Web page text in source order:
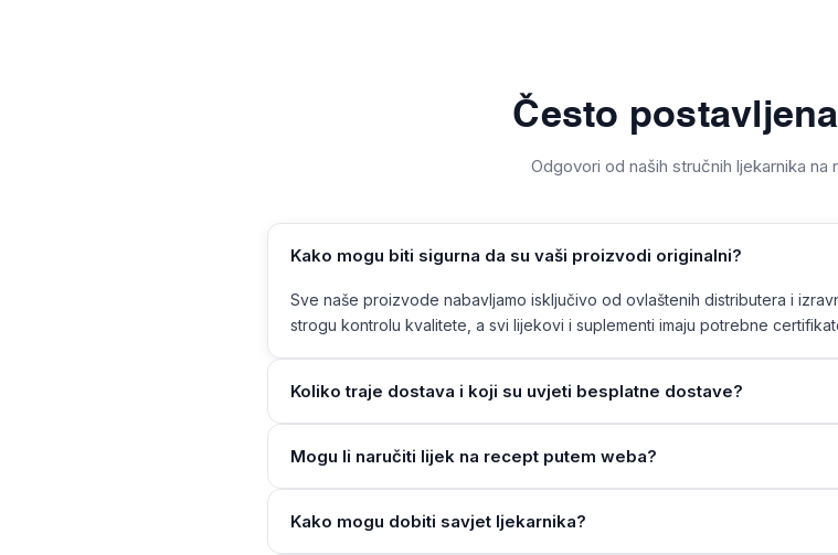
Često
Odgovori od naših stručnih ljekarnika na
Kako mogu biti sigurna da su vaši proizvodi originalni?
Sve naše proizvode nabavljamo isključivo od ovlaštenih distributera i
strogu kontrolu kvalitete, a svi lijekovi i suplementi imaju potrebne
Koliko traje dostava i koji su uvjeti besplatne dostave?
Mogu li naručiti lijek na recept putem weba?
Kako mogu dobiti savjet ljekarnika?